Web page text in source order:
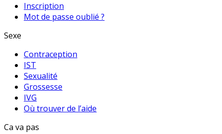
Inscription
Mot de passe oublié ?
Sexe
Contraception
IST
Sexualité
Grossesse
IVG
Où trouver de l’aide
Ca va pas